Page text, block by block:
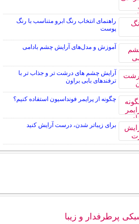
راهنمای انتخاب رنگ ابرو متناسب با رنگ
پوست
آموزش و مدل‌های آرایش چشم بادامی
آرایش چشم های درشت تر و جذاب تر با
ترفندهای بابی براون
چگونه از پرایمر فونداسیون استفاده کنیم؟
برای زیباتر شدن، درست آرایش کنید
پرطرفدار و زیبا